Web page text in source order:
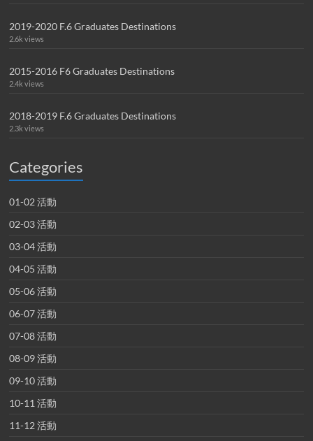
2019-2020 F.6 Graduates Destinations
2.6k views
2015-2016 F6 Graduates Destinations
2.4k views
2018-2019 F.6 Graduates Destinations
2.3k views
Categories
01-02 活動
02-03 活動
03-04 活動
04-05 活動
05-06 活動
06-07 活動
07-08 活動
08-09 活動
09-10 活動
10-11 活動
11-12 活動